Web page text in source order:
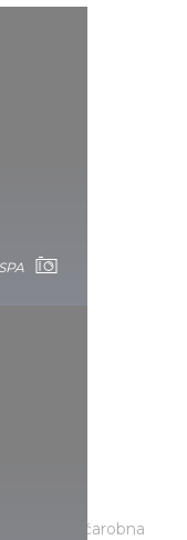
čarobna